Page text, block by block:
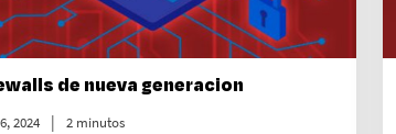
de nueva generacion
2024 2 minutos